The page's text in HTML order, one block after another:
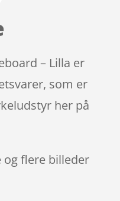
– Lilla er
som er
her på
og flere billeder